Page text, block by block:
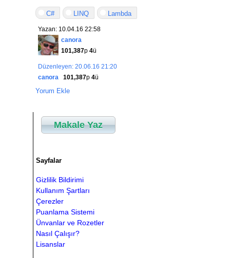
C# LINQ Lambda
Yazan: 10.04.16 22:58
canora
101,387p 4ü
Düzenleyen: 20.06.16 21:20
canora
101,387p 4ü
Yorum Ekle
Makale Yaz
Sayfalar
Gizlilik Bildirimi
Kullanım Şartları
Çerezler
Puanlama Sistemi
Ünvanlar ve Rozetler
Nasıl Çalışır?
Lisanslar